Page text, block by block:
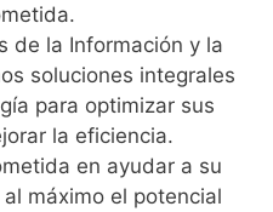
de la Información y la
soluciones integrales
para optimizar sus
la eficiencia.
en ayudar a su
máximo el potencial